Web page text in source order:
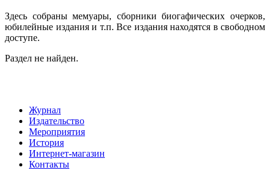
Здесь собраны мемуары, сборники биогафических очерков,
юбилейные издания и т.п. Все издания находятся в свободном
доступе.
Раздел не найден.
Журнал
Издательство
Мероприятия
История
Интернет-магазин
Контакты